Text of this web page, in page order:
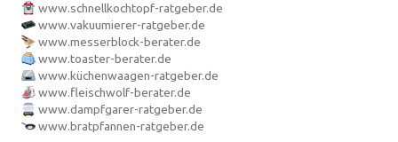
www.schnellkochtopf-ratgeber.de
www.vakuumierer-ratgeber.de
www.messerblock-berater.de
www.toaster-berater.de
www.küchenwaagen-ratgeber.de
www.fleischwolf-berater.de
www.dampfgarer-ratgeber.de
www.bratpfannen-ratgeber.de